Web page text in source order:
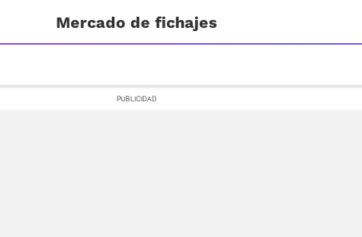
Mercado de fichajes